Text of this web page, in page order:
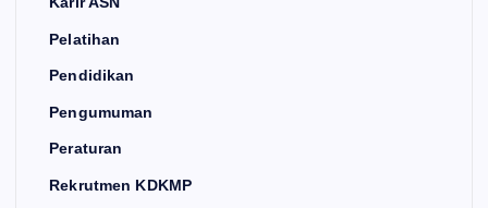
Pelatihan
Pendidikan
Pengumuman
Peraturan
Rekrutmen KDKMP